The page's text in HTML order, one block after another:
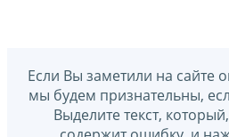
Если Вы заметили на сайте
мы будем признательны,
Выделите текст,